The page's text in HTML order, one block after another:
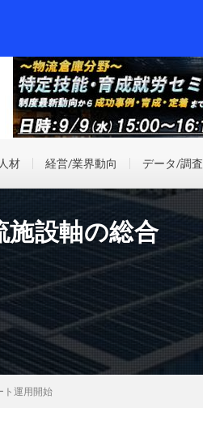
材 経営/業界動向 データ/調査
施設軸の総合
ト運用開始